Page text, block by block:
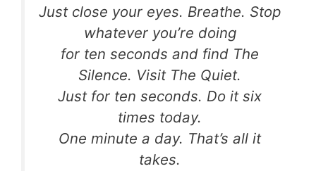
Just close your eyes. Breathe. Stop
whatever you’re doing
for ten seconds and find The
Silence. Visit The Quiet.
Just for ten seconds. Do it six
times today.
One minute a day. That’s all it
takes.